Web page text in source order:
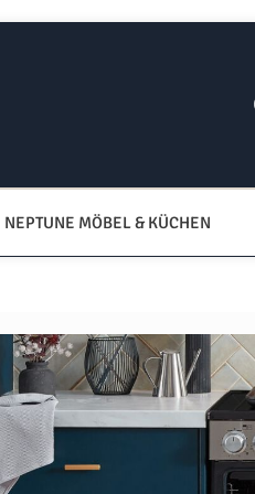
NEPTUNE MÖBEL & KÜCHEN